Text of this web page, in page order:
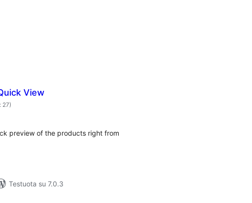
View
27)
preview of the products right from
Testuota su 7.0.3